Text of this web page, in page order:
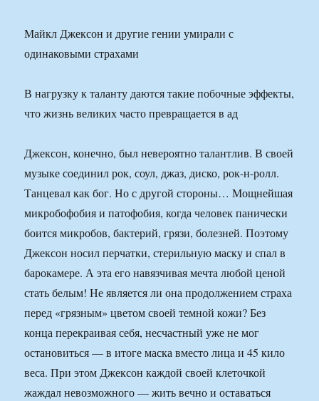
Майкл Джексон и другие гении умирали с
одинаковыми страхами
В нагрузку к таланту даются такие побочные эффекты,
что жизнь великих часто превращается в ад
Джексон, конечно, был невероятно талантлив. В своей
музыке соединил рок, соул, джаз, диско, рок-н-ролл.
Танцевал как бог. Но с другой стороны… Мощнейшая
микробофобия и патофобия, когда человек панически
боится микробов, бактерий, грязи, болезней. Поэтому
Джексон носил перчатки, стерильную маску и спал в
барокамере. А эта его навязчивая мечта любой ценой
стать белым! Не является ли она продолжением страха
перед «грязным» цветом своей темной кожи? Без
конца перекраивая себя, несчастный уже не мог
остановиться — в итоге маска вместо лица и 45 кило
веса. При этом Джексон каждой своей клеточкой
жаждал невозможного — жить вечно и оставаться